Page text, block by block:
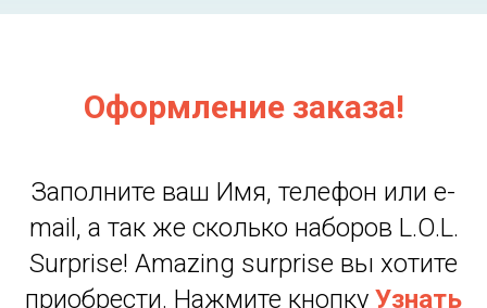
Оформление заказа!
Заполните ваш Имя, телефон или e-
mail, а так же сколько наборов L.O.L.
Surprise! Amazing surprise вы хотите
приобрести. Нажмите кнопку Узнать